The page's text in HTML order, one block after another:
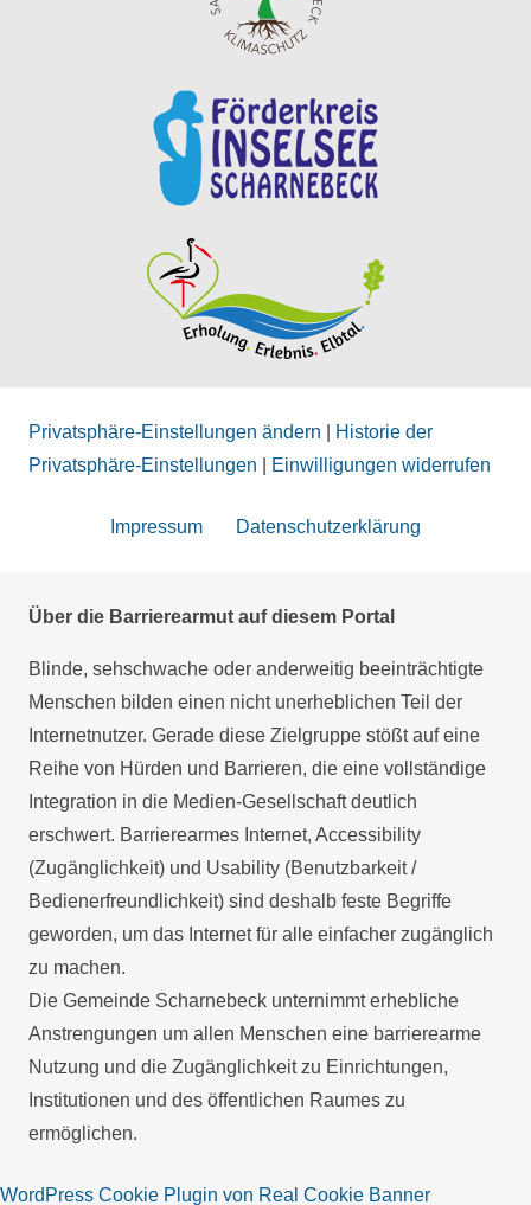
Privatsphäre-Einstellungen ändern
Historie der
Privatsphäre-Einstellungen
Einwilligungen widerrufen
Impressum Datenschutzerklärung
Über die Barrierearmut auf diesem Portal
Blinde, sehschwache oder anderweitig beeinträchtigte
Menschen bilden einen nicht unerheblichen Teil der
Internetnutzer. Gerade diese Zielgruppe stößt auf eine
Reihe von Hürden und Barrieren, die eine vollständige
Integration in die Medien-Gesellschaft deutlich
erschwert. Barrierearmes Internet, Accessibility
(Zugänglichkeit) und Usability (Benutzbarkeit /
Bedienerfreundlichkeit) sind deshalb feste Begriffe
geworden, um das Internet für alle einfacher zugänglich
zu machen.
Die Gemeinde Scharnebeck unternimmt erhebliche
Anstrengungen um allen Menschen eine barrierearme
Nutzung und die Zugänglichkeit zu Einrichtungen,
Institutionen und des öffentlichen Raumes zu
ermöglichen.
WordPress Cookie Plugin von Real Cookie Banner